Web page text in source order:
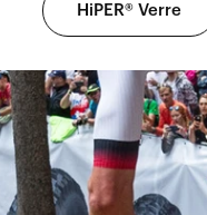
HiPER® Verre